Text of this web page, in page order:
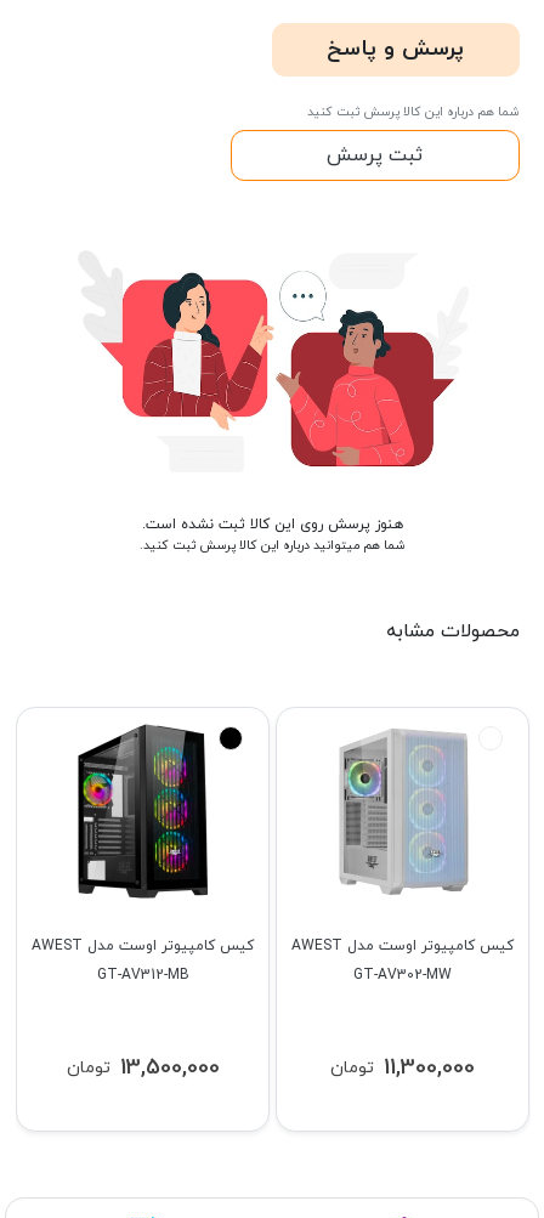
پرسش و پاسخ
شما هم درباره این کالا پرسش ثبت کنید
ثبت پرسش
هنوز پرسش روی این کالا ثبت نشده است.
شما هم میتوانید درباره این کالا پرسش ثبت کنید.
محصولات مشابه
کیس کامپیوتر اوست مدل AWEST
GT-AV312-MB
تومان 13,500,000
کیس کامپیوتر اوست مدل AWEST
GT-AV302-MW
تومان 11,300,000